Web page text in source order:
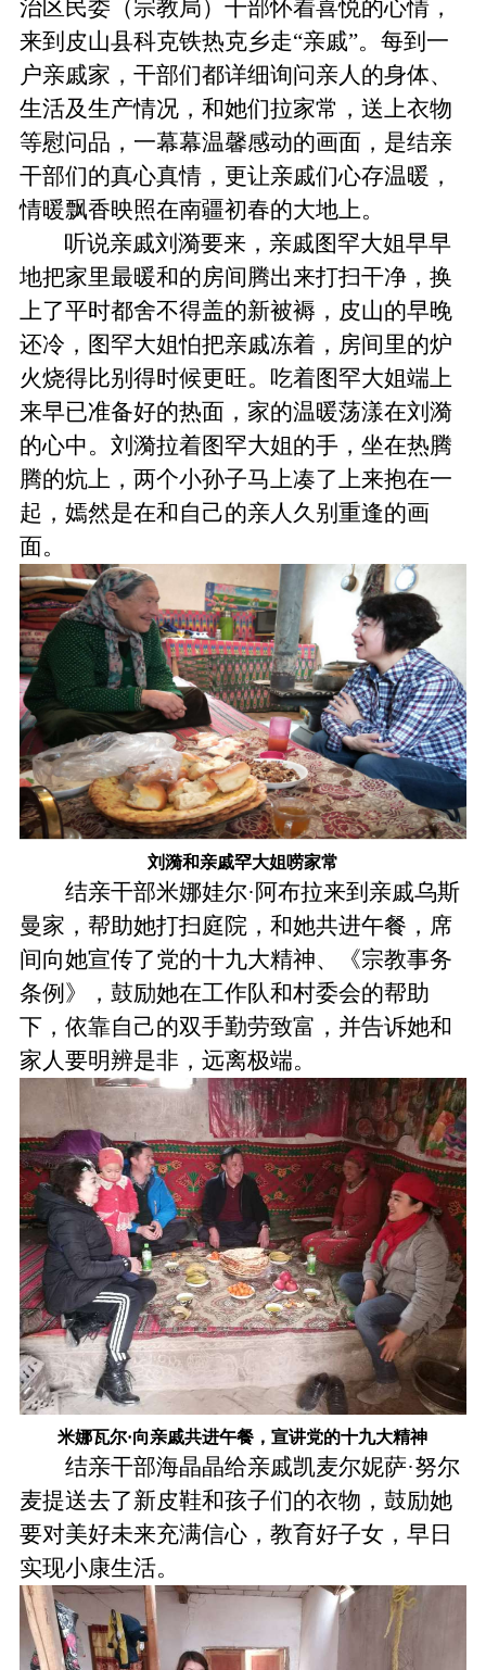
治区民委（宗教局）干部怀着喜悦的心情，
来到 皮山县科克铁热克乡走“亲戚”。每到一
户亲戚家，干部们都详细询问亲人的身体、
生活及生产情况，和她们拉家常，送上衣物
等慰问品，一幕幕温馨感动的画面， 是结亲
干部们的真心真情，更让亲戚们心存温暖，
情暖飘香映照在南疆初春的大地上。
听说亲戚刘漪要来，亲戚图罕大姐早早
地把家里最暖和的房间腾出来打扫干净，换
上了平时都舍不得盖的新被褥，皮山的早晚
还冷，图罕大姐怕把亲戚冻着，房间里的炉
火烧得比别得时候更旺。吃着图罕大姐端上
来早已准备好的热面，家的温暖荡漾在刘漪
的心中。刘漪拉着图罕大姐的手，坐在热腾
腾的炕上，两个小孙子马上凑了上来抱在一
起，嫣然是在和自己的亲人久别重逢的画
面。
刘漪和亲戚罕大姐唠家常
结亲干部米娜娃尔·阿布拉来到亲戚乌斯
曼家，帮助她打扫庭院，和她共进午餐，席
间向她宣传了党的十九大精神、《宗教事务
条例》，鼓励她在工作队和村委会的帮助
下，依靠自己的双手勤劳致富，并告诉她和
家人要明辨是非，远离极端。
米娜瓦尔·向亲戚共进午餐，宣讲党的十九大精神
结亲干部海晶晶给亲戚凯麦尔妮萨·努尔
麦提送去了新皮鞋和孩子们的衣物，鼓励她
要对美好未来充满信心，教育好子女，早日
实现小康生活。